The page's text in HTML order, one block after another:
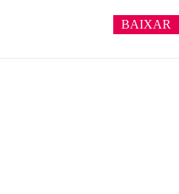
BAIXAR